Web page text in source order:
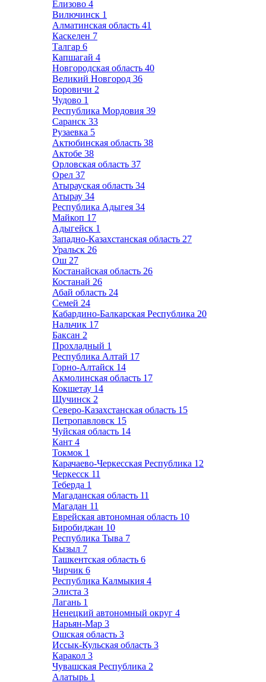
Елизово 4
Вилючинск 1
Алматинская область 41
Каскелен 7
Талгар 6
Капшагай 4
Новгородская область 40
Великий Новгород 36
Боровичи 2
Чудово 1
Республика Мордовия 39
Саранск 33
Рузаевка 5
Актюбинская область 38
Актобе 38
Орловская область 37
Орел 37
Атырауская область 34
Атырау 34
Республика Адыгея 34
Майкоп 17
Адыгейск 1
Западно-Казахстанская область 27
Уральск 26
Ош 27
Костанайская область 26
Костанай 26
Абай область 24
Семей 24
Кабардино-Балкарская Республика 20
Нальчик 17
Баксан 2
Прохладный 1
Республика Алтай 17
Горно-Алтайск 14
Акмолинская область 17
Кокшетау 14
Щучинск 2
Северо-Казахстанская область 15
Петропавловск 15
Чуйская область 14
Кант 4
Токмок 1
Карачаево-Черкесская Республика 12
Черкесск 11
Теберда 1
Магаданская область 11
Магадан 11
Еврейская автономная область 10
Биробиджан 10
Республика Тыва 7
Кызыл 7
Ташкентская область 6
Чирчик 6
Республика Калмыкия 4
Элиста 3
Лагань 1
Ненецкий автономный округ 4
Нарьян-Мар 3
Ошская область 3
Иссык-Кульская область 3
Каракол 3
Чувашская Республика 2
Алатырь 1